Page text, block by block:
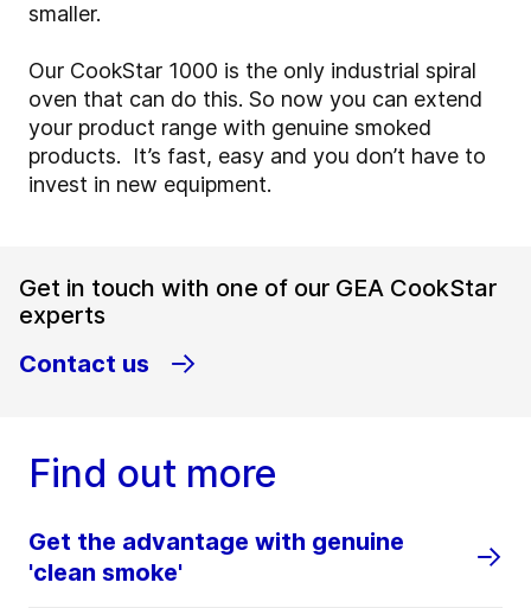
smaller.
Our CookStar 1000 is the only industrial spiral
oven that can do this. So now you can extend
your product range with genuine smoked
products. It’s fast, easy and you don’t have to
invest in new equipment.
Get in touch with one of our GEA CookStar
experts
Contact us
Find out more
Get the advantage with genuine
'clean smoke'